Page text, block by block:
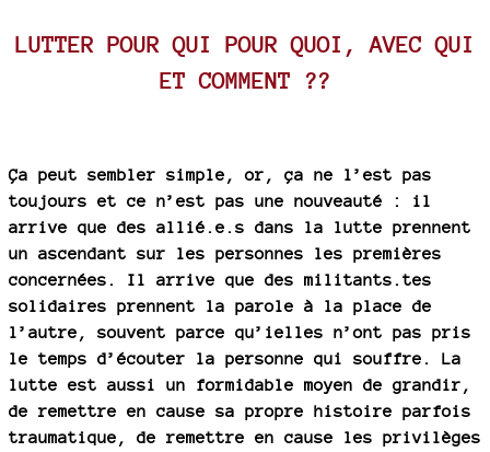
LUTTER POUR QUI POUR QUOI, AVEC QUI
ET COMMENT ??
Ça peut sembler simple, or, ça ne l’est pas
toujours et ce n’est pas une nouveauté : il
arrive que des allié.e.s dans la lutte prennent
un ascendant sur les personnes les premières
concernées. Il arrive que des militants.tes
solidaires prennent la parole à la place de
l’autre, souvent parce qu’ielles n’ont pas pris
le temps d’écouter la personne qui souffre. La
lutte est aussi un formidable moyen de grandir,
de remettre en cause sa propre histoire parfois
traumatique, de remettre en cause les privilèges